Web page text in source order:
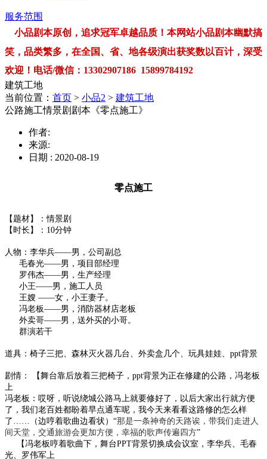
服务范围
小品剧本原创，追求冠军卓越品质！本网站小品剧本幽默搞
笑，品类繁多，在全国、省、地各级演出获奖数以百计，深受
欢迎！电话/微信：13302907186 15899784192
建筑工地
当前位置： 首页 > 小品2 > 建筑工地
公路施工情景剧剧本《零点施工》
作者:
来源:
日期 : 2020-08-19
零点施工
【题材】：情景剧
【时长】：10分钟
人物：李华兵——男，公司副总
毛春光——男，项目部经理
罗伟杰——男，生产经理
小王——男，施工人员
王嫂 ——女，小王妻子。
冯老板——男，消防器材店老板
外卖哥——男，送外买的小哥。
群演若干
道具：椅子三把、森林灭火器几台、外卖盒几个、玩具娃娃、 ppt背景
剧情： 【舞台靠后放着三把椅子， ppt背景为正在修建的公路，冯老板
上
冯老板：哎呀，听说绕城公路马上就要修好了，以后大家出行就方便
了，我们老百姓都盼着早点通车呢，我今天来看看这路修的怎么样
了
……（边哼着歌曲边看状）“那是一条神奇的天路诶，带我们走进人
间天堂，交通旅游会更加方便，幸福的歌声传遍四方”
【冯老板哼着歌曲下，舞台PPT背景切换成会议室，李华兵、毛春
光、罗伟军上